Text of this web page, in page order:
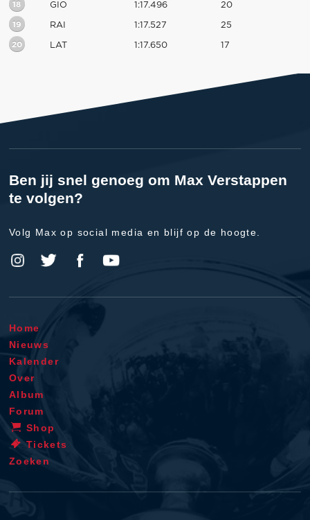
18 GIO 1:17.496 20
19 RAI 1:17.527 25
20 LAT 1:17.650 17
Ben jij snel genoeg om Max Verstappen
te volgen?
Volg Max op social media en blijf op de hoogte.
Home
Nieuws
Kalender
Over
Album
Forum
Shop
Tickets
Zoeken